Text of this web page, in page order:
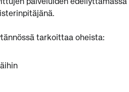
palveluiden edellyttämässä
tarkoittaa oheista: